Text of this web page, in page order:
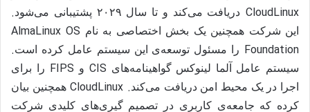
CloudLinux دریافت می‌کند و تا سال ۲۰۲۹ پشتیبانی می‌شود.
این شرکت همچنین یک بخش اختصاصی به نام AlmaLinux OS
Foundation را مسئول توسعه‌ی این سیستم عامل کرده است.
سیستم عامل آلما لینوکس گواهینامه‌های CIS و FIPS را برای
اجرا در یک محیط امن دریافت می‌کند. CloudLinux
همچنین بیان
کرده که جامعه‌ی کاربری در تصمیم گیری‌های کلیدی شرکت